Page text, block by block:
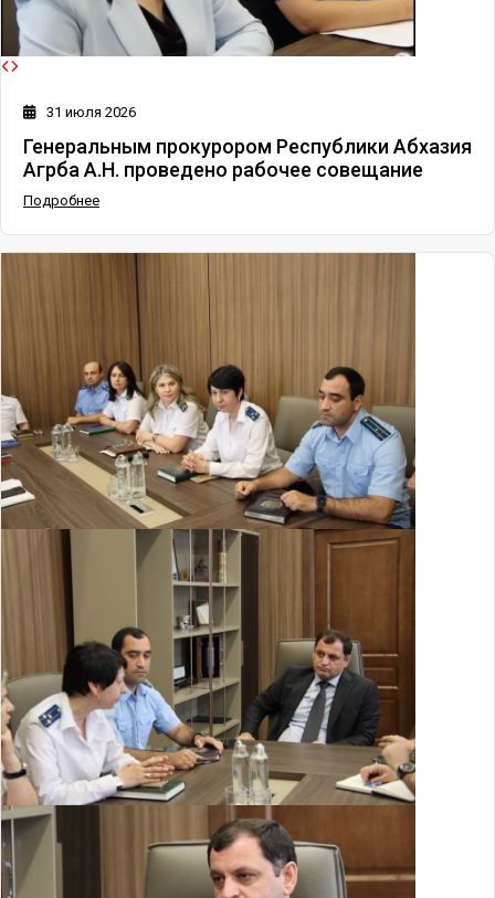
Генеральным прокурором Республики Абхазия
Агрба А.Н. проведено рабочее совещание
31 июля 2026
Подробнее